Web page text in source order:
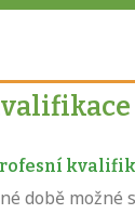
době možné